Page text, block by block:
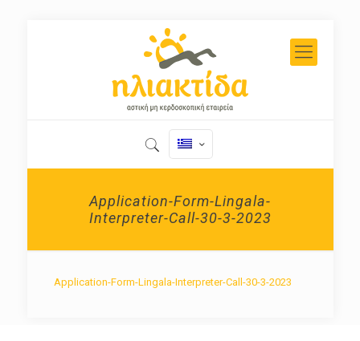
Application-Form-Lingala-
Interpreter-Call-30-3-2023
Application-Form-Lingala-Interpreter-Call-30-3-2023